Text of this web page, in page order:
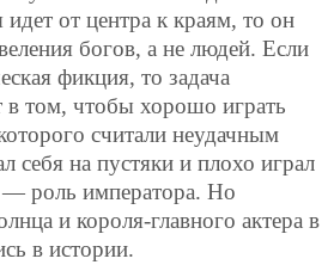
от центра к краям, то он
богов, а не людей. Если
фикция, то задача
в том, чтобы хорошо играть
считали неудачным
себя на пустяки и плохо играл
роль императора. Но
и короля-главного актера в
в истории.